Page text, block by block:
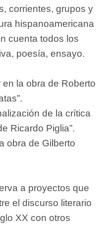
corrientes, grupos y
hispanoamericana
cuenta todos los
poesía, ensayo.
en la obra de Roberto
de la crítica
Ricardo Piglia”.
obra de Gilberto
a proyectos que
el discurso literario
XX con otros